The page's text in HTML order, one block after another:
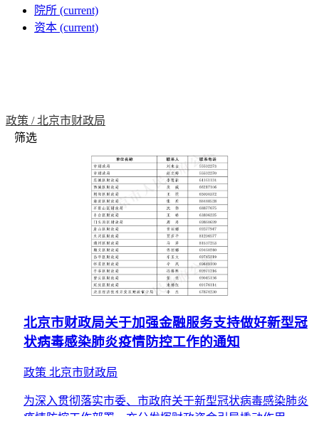
院所 (current)
资本 (current)
政策 /北京市财政局
筛选
北京市财政局关于加强金融服务支持做好新型冠
状病毒感染肺炎疫情防控工作的通知
政策 北京市财政局
为深入贯彻落实市委、市政府关于新型冠状病毒感染肺炎
疫情防控工作部署，充分发挥财政资金引导撬动作用，运